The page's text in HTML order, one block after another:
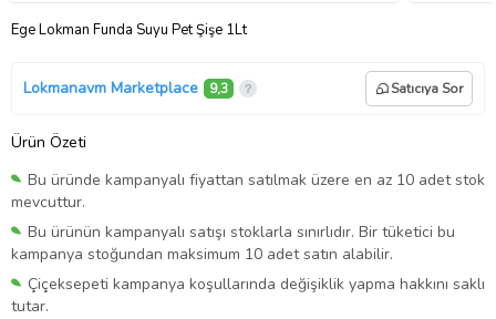
Ege Lokman Funda Suyu Pet Şişe 1Lt
Lokmanavm Marketplace 9,3 Satıcıya Sor
Ürün Özeti
Bu üründe kampanyalı fiyattan satılmak üzere en az 10 adet stok
mevcuttur.
Bu ürünün kampanyalı satışı stoklarla sınırlıdır. Bir tüketici bu
kampanya stoğundan maksimum 10 adet satın alabilir.
Çiçeksepeti kampanya koşullarında değişiklik yapma hakkını saklı
tutar.